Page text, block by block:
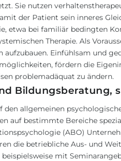
Sie nutzen
der Patient sein inneres
etwa bei familiär bedingten
Therapie. Als
aufzubauen. Einfühlsam und
fördern die
problemadäquat zu ändern.
Bildungsberatung,
den allgemeinen
auf bestimmte Bereiche
(ABO)
die betriebliche Aus- und
beispielsweise mit